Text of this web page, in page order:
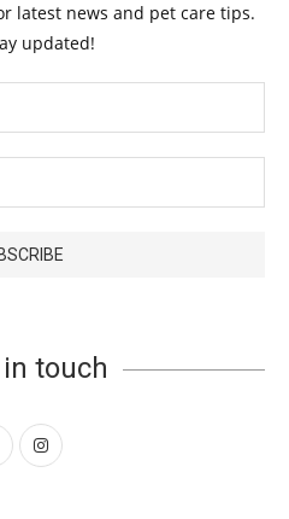
latest news and pet care tips.
updated!
touch